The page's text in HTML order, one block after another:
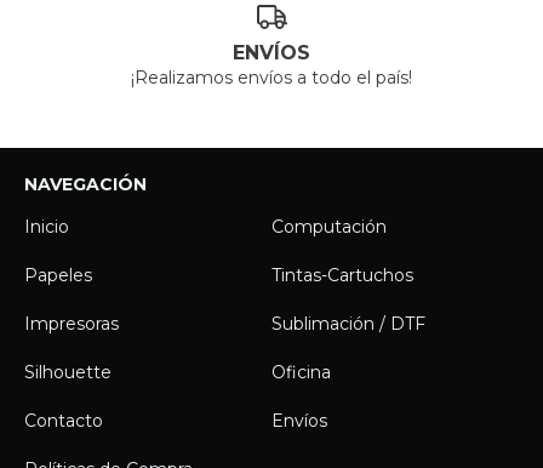
ENVÍOS
¡Realizamos envíos a todo el país!
NAVEGACIÓN
Inicio
Computación
Papeles Tintas-Cartuchos
Impresoras Sublimación / DTF
Silhouette Oficina
Contacto Envíos